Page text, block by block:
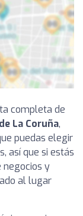
completa de
La Coruña,
puedas elegir
así que si estás
negocios y
al lugar